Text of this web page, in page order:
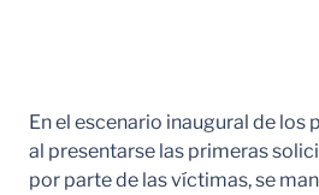
En el escenario inaugural de
al presentarse las primeras
por parte de las víctimas, se